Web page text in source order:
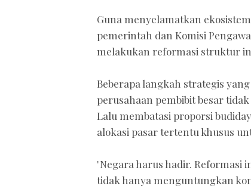
Guna menyelamatkan
pemerintah dan Komisi
melakukan reformasi struktur
Beberapa langkah strategis
perusahaan pembibit besar
Lalu membatasi proporsi
alokasi pasar tertentu khusus
"Negara harus hadir.
tidak hanya menguntungkan